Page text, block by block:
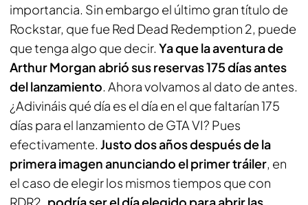
importancia. Sin embargo el último gran título de
Rockstar, que fue Red Dead Redemption 2, puede
que tenga algo que decir. Ya que la aventura de
Arthur Morgan abrió sus reservas 175 días antes
del lanzamiento. Ahora volvamos al dato de antes.
¿Adivináis qué día es el día en el que faltarían 175
días para el lanzamiento de GTA VI? Pues
efectivamente. Justo dos años después de la
primera imagen anunciando el primer tráiler, en
el caso de elegir los mismos tiempos que con
RDR2, podría ser el día elegido para abrir las